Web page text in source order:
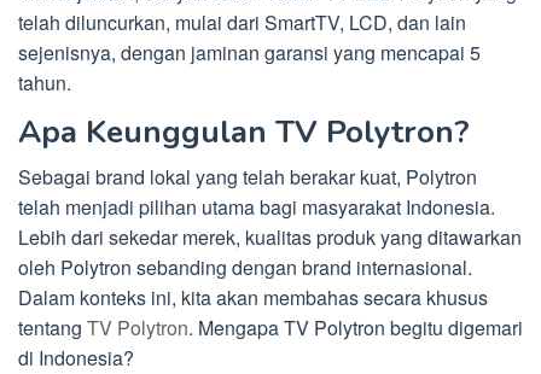
telah diluncurkan, mulai dari SmartTV, LCD, dan lain
sejenisnya, dengan jaminan garansi yang mencapai 5
tahun.
Apa Keunggulan TV Polytron?
Sebagai brand lokal yang telah berakar kuat, Polytron
telah menjadi pilihan utama bagi masyarakat Indonesia.
Lebih dari sekedar merek, kualitas produk yang ditawarkan
oleh Polytron sebanding dengan brand internasional.
Dalam konteks ini, kita akan membahas secara khusus
tentang TV Polytron. Mengapa TV Polytron begitu digemari
di Indonesia?